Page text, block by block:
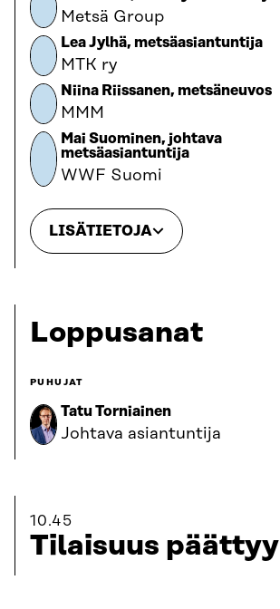
Metsä Group
Lea Jylhä, metsäasiantuntija
MTK ry
Niina Riissanen, metsäneuvos
MMM
Mai Suominen, johtava
metsäasiantuntija
WWF Suomi
LISÄTIETOJA
Loppusanat
PUHUJAT
Tatu Torniainen
Johtava asiantuntija
10.45
Tilaisuus päättyy